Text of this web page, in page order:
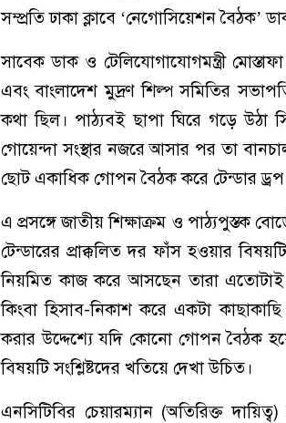
সম্প্রতি ঢাকা ক্লাবে ‘নেগোসিয়েশন বৈঠক’
সাবেক ডাক ও টেলিযোগাযোগমন্ত্রী
এবং বাংলাদেশ মুদ্রণ শিল্প সমিতির
কথা ছিল। পাঠ্যবই ছাপা ঘিরে গড়ে উঠা
গোয়েন্দা সংস্থার নজরে আসার পর তা
ছোট একাধিক গোপন বৈঠক করে টেন্ডার
এ প্রসঙ্গে জাতীয় শিক্ষাক্রম ও পাঠ্যপুস্তক
টেন্ডারের প্রাক্কলিত দর ফাঁস হওয়ার
নিয়মিত কাজ করে আসছেন তারা এতোটাই
কিংবা হিসাব-নিকাশ করে একটা
করার উদ্দেশ্যে যদি কোনো গোপন বৈঠক
বিষয়টি সংশ্লিষ্টদের খতিয়ে দেখা উচিত।
এনসিটিবির চেয়ারম্যান (অতিরিক্ত